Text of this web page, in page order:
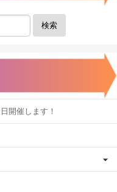
検索
開催します！